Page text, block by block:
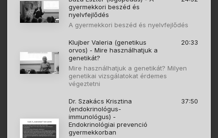
gyermekkori beszéd és
nyelvfejlődés
A gyermekkori beszéd és nyelvfejlődés
Klujber Valeria (genetikus
orvos) - Mire használhatjuk a
genetikát?
20:33
Mire használhatjuk a genetikát? Milyen
genetikai vizsgálatokat érdemes
végeztetni
Dr. Szakács Krisztina
(endokrinológus-
immunológus) -
Endokrinológiai prevenció
gyermekkorban
37:50